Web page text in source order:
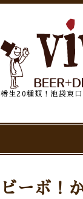
樽生20種類！池袋東
ビーボ！